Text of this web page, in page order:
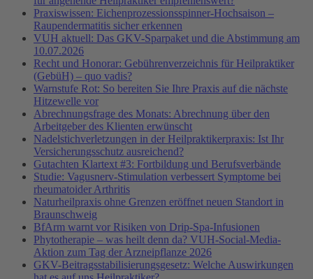
Praxiswissen: Eichenprozessionsspinner-Hochsaison –
Raupendermatitis sicher erkennen
VUH aktuell: Das GKV-Sparpaket und die Abstimmung am
10.07.2026
Recht und Honorar: Gebührenverzeichnis für Heilpraktiker
(GebüH) – quo vadis?
Warnstufe Rot: So bereiten Sie Ihre Praxis auf die nächste
Hitzewelle vor
Abrechnungsfrage des Monats: Abrechnung über den
Arbeitgeber des Klienten erwünscht
Nadelstichverletzungen in der Heilpraktikerpraxis: Ist Ihr
Versicherungsschutz ausreichend?
Gutachten Klartext #3: Fortbildung und Berufsverbände
Studie: Vagusnerv-Stimulation verbessert Symptome bei
rheumatoider Arthritis
Naturheilpraxis ohne Grenzen eröffnet neuen Standort in
Braunschweig
BfArm warnt vor Risiken von Drip-Spa-Infusionen
Phytotherapie – was heilt denn da? VUH-Social-Media-
Aktion zum Tag der Arzneipflanze 2026
GKV-Beitragsstabilisierungsgesetz: Welche Auswirkungen